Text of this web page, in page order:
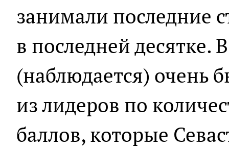
занимали последние
в последней десятке.
(наблюдается) очень
из лидеров по
баллов, которые